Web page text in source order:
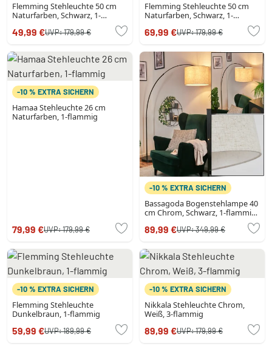
Flemming Stehleuchte 50 cm
Naturfarben, Schwarz, 1-
49,99 €UVP:179,99 €
Flemming Stehleuchte 50 cm
Naturfarben, Schwarz, 1-
69,99 €UVP:179,99 €
-10 % EXTRA SICHERN
Hamaa Stehleuchte 26 cm
Naturfarben, 1-flammig
79,99 €UVP:179,99 €
-10 % EXTRA SICHERN
Bassagoda Bogenstehlampe 40
cm Chrom, Schwarz, 1-flammig,
89,99 €UVP:349,99 €
-10 % EXTRA SICHERN
Flemming Stehleuchte
Dunkelbraun, 1-flammig
59,99 €UVP:189,99 €
-10 % EXTRA SICHERN
Nikkala Stehleuchte Chrom,
Weiß, 3-flammig
89,99 €UVP:179,99 €